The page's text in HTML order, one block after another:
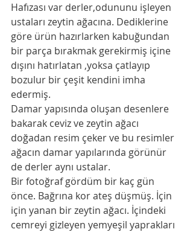
Hafızası var derler,odununu işleyen
ustaları zeytin ağacına. Dediklerine
göre ürün hazırlarken kabuğundan
bir parça bırakmak gerekirmiş içine
dışını hatırlatan ,yoksa çatlayıp
bozulur bir çeşit kendini imha
edermiş.
Damar yapısında oluşan desenlere
bakarak ceviz ve zeytin ağacı
doğadan resim çeker ve bu resimler
ağacın damar yapılarında görünür
de derler aynı ustalar.
Bir fotoğraf gördüm bir kaç gün
önce. Bağrına kor ateş düşmüş. İçin
için yanan bir zeytin ağacı. İçindeki
cemreyi gizleyen yemyeşil yaprakları